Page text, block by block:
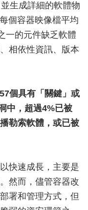
生成詳細的軟體物
個容器映像檔平均
一的元件缺乏軟體
相依性資訊、版本
個具有「關鍵」或
中，超過4%已被
勒索軟體，或已被
快速成長，主要是
然而，儘管容器改
署和管理方式，但